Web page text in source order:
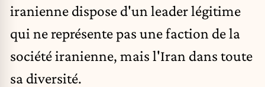
iranienne dispose d'un leader légitime
qui ne représente pas une faction de la
société iranienne, mais l'Iran dans toute
sa diversité.